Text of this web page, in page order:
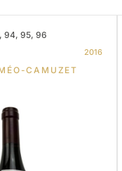
94, 95, 96
2016
CAMUZET